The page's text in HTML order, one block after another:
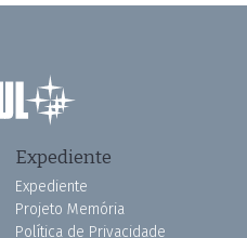
Expediente
Expediente
Projeto Memória
Política de Privacidade